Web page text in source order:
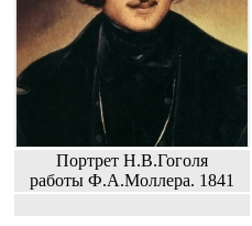
Портрет Н.В.Гоголя
работы Ф.А.Моллера. 1841